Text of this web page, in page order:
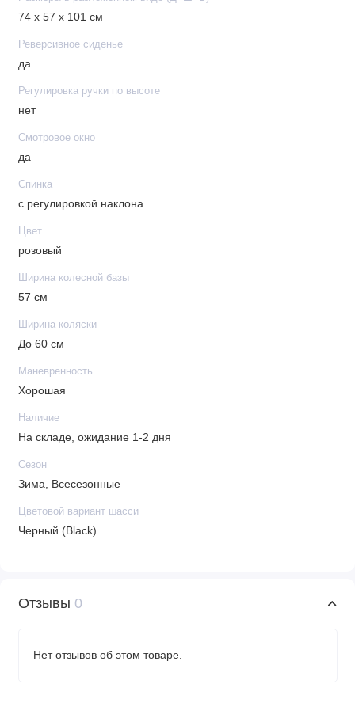
74 х 57 х 101 см
Реверсивное сиденье
да
Регулировка ручки по высоте
нет
Смотровое окно
да
Спинка
с регулировкой наклона
Цвет
розовый
Ширина колесной базы
57 см
Ширина коляски
До 60 см
Маневренность
Хорошая
Наличие
На складе, ожидание 1-2 дня
Сезон
Зима, Всесезонные
Цветовой вариант шасси
Черный (Black)
Отзывы 0
Нет отзывов об этом товаре.